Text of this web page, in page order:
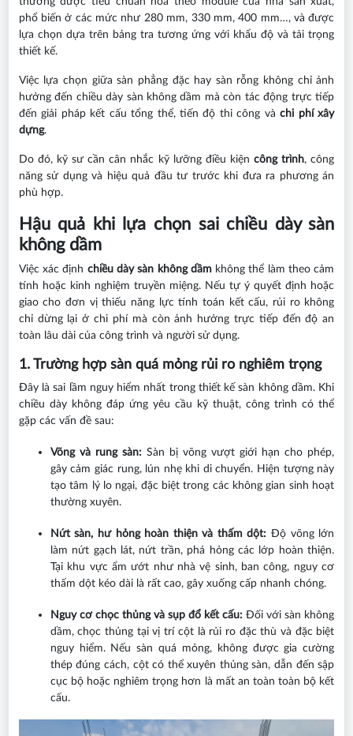
phổ biến ở các mức như 280 mm, 330 mm, 400 mm…, và được
lựa chọn dựa trên bảng tra tương ứng với khẩu độ và tải trọng
thiết kế.
Việc lựa chọn giữa sàn phẳng đặc hay sàn rỗng không chỉ ảnh
hưởng đến chiều dày sàn không dầm mà còn tác động trực tiếp
đến giải pháp kết cấu tổng thể, tiến độ thi công vàchi phí xây
dựng.
Do đó, kỹ sư cần cân nhắc kỹ lưỡng điều kiện công trình, công
năng sử dụng và hiệu quả đầu tư trước khi đưa ra phương án
phù hợp.
Hậu quả khi lựa chọn sai chiều dày sàn
không dầm
Việc xác định chiều dày sàn không dầmkhông thể làm theo cảm
tính hoặc kinh nghiệm truyền miệng. Nếu tự ý quyết định hoặc
giao cho đơn vị thiếu năng lực tính toán kết cấu, rủi ro không
chỉ dừng lại ở chi phí mà còn ảnh hưởng trực tiếp đến độ an
toàn lâu dài của công trình và người sử dụng.
1. Trường hợp sàn quá mỏng rủi ro nghiêm trọng
Đây là sai lầm nguy hiểm nhất trong thiết kế sàn không dầm. Khi
chiều dày không đáp ứng yêu cầu kỹ thuật, công trình có thể
gặp các vấn đề sau:
Võng và rung sàn: Sàn bị võng vượt giới hạn cho phép,
gây cảm giác rung, lún nhẹ khi di chuyển. Hiện tượng này
tạo tâm lý lo ngại, đặc biệt trong các không gian sinh hoạt
thường xuyên.
Nứt sàn, hư hỏng hoàn thiện và thấm dột:Độ võng lớn
làm nứt gạch lát, nứt trần, phá hỏng các lớp hoàn thiện.
Tại khu vực ẩm ướt như nhà vệ sinh, ban công, nguy cơ
thấm dột kéo dài là rất cao, gây xuống cấp nhanh chóng.
Nguy cơ chọc thủng và sụp đổ kết cấu:Đối với sàn không
dầm, chọc thủng tại vị trí cột là rủi ro đặc thù và đặc biệt
nguy hiểm. Nếu sàn quá mỏng, không được gia cường
thép đúng cách, cột có thể xuyên thủng sàn, dẫn đến sập
cục bộ hoặc nghiêm trọng hơn là mất an toàn toàn bộ kết
cấu.